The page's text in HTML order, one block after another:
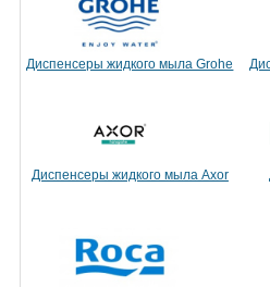
Диспенсеры жидкого мыла Grohe
Диспенсеры жидкого мыла Axor